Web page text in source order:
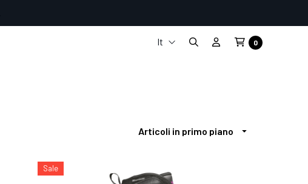
It
0
Sale